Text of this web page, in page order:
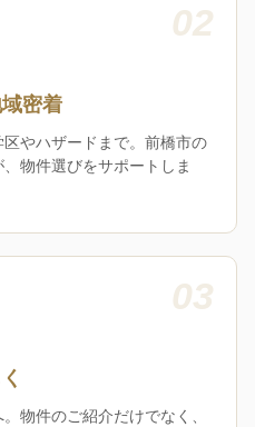
02
密着
やハザードまで。前橋市の
物件選びをサポートしま
03
物件のご紹介だけでなく、